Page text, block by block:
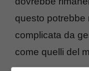
questo potrebbe
complicata da
come quelli del